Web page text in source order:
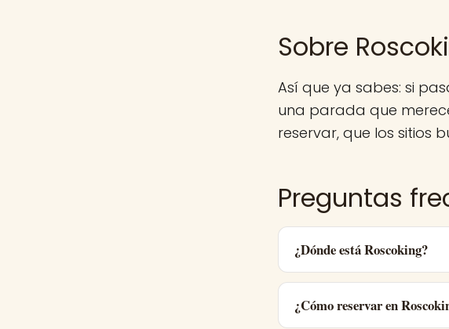
Sobre
Así que ya sabes: si
una parada que
reservar, que los sitios
Preguntas
¿Dónde está Roscoking?
¿Cómo reservar en